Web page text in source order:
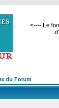
<---- Le
du Forum